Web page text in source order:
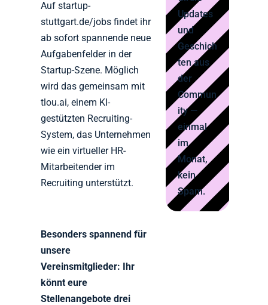
Auf startup-
stuttgart.de/jobs findet ihr
ab sofort spannende neue
Aufgabenfelder in der
Startup-Szene. Möglich
wird das gemeinsam mit
tlou.ai, einem KI-
gestützten Recruiting-
System, das Unternehmen
wie ein virtueller HR-
Mitarbeitender im
Recruiting unterstützt.
Besonders spannend für
unsere
Vereinsmitglieder: Ihr
könnt eure
Stellenangebote drei
Updates
und
Geschich
ten aus
der
Commun
ity —
einmal
im
Monat,
kein
Spam.